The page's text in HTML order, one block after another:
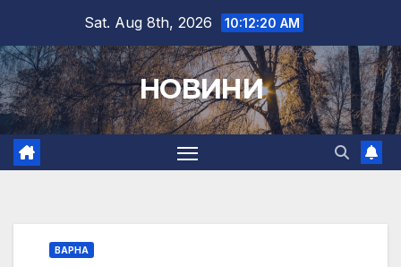
content
Sat. Aug 8th, 2026 10:12:21 AM
НОВИНИ
ВАРНА